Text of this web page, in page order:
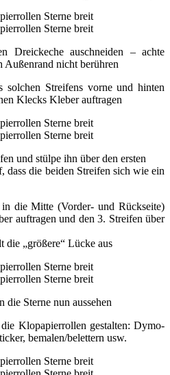
Dreickeche auschneiden – achte
Außenrand nicht berühren
solchen Streifens vorne und hinten
Klecks Kleber auftragen
und stülpe ihn über den ersten
dass die beiden Streifen sich wie ein
die Mitte (Vorder- und Rückseite)
auftragen und den 3. Streifen über
die „größere“ Lücke aus
die Sterne nun aussehen
Klopapierrollen gestalten: Dymo-
bemalen/belettern usw.